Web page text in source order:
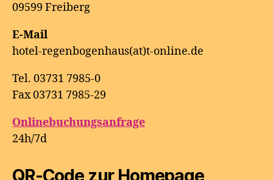
09599 Freiberg
E-Mail
hotel-regenbogenhaus(at)t-online.de
Tel. 03731 7985-0
Fax 03731 7985-29
Onlinebuchungsanfrage
24h/7d
QR-Code zur Homepage